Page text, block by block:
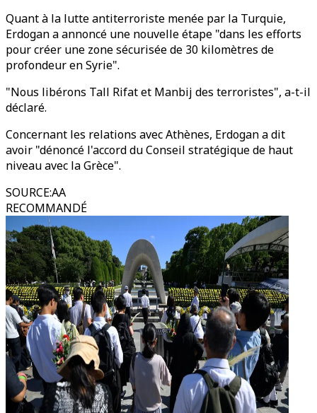
Quant à la lutte antiterroriste menée par la Turquie,
Erdogan a annoncé une nouvelle étape "dans les efforts
pour créer une zone sécurisée de 30 kilomètres de
profondeur en Syrie".
"Nous libérons Tall Rifat et Manbij des terroristes", a-t-il
déclaré.
Concernant les relations avec Athènes, Erdogan a dit
avoir "dénoncé l'accord du Conseil stratégique de haut
niveau avec la Grèce".
SOURCE:AA
RECOMMANDÉ